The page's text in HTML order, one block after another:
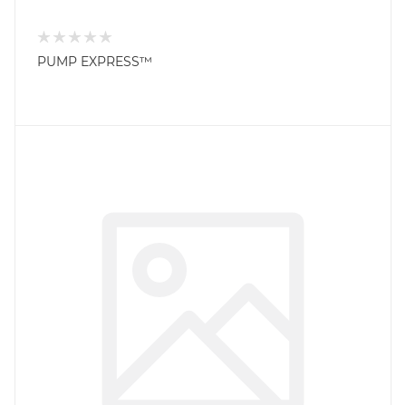
PUMP EXPRESS™